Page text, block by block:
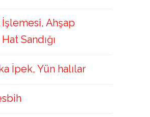
Ahşap
Sandığı
İpek, Yün halılar